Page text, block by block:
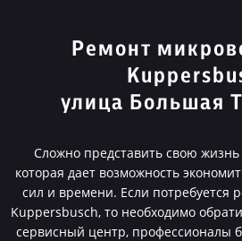
Ремонт
улица Большая
Сложно представить свою
которая дает возможность
сил и времени. Если потребуется
Kuppersbusch, то необходимо
сервисный центр, профессионалы